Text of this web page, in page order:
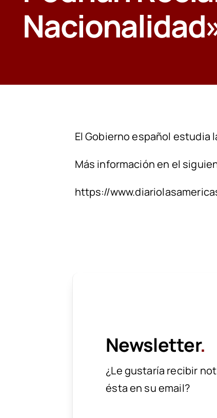
El Gobierno español estudia
Más información en el
https://
Newsletter.
¿Le gustaría recibir
ésta en su email?